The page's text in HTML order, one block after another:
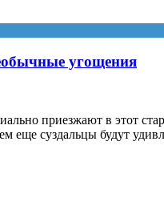
угощения
приезжают в этот
суздальцы будут